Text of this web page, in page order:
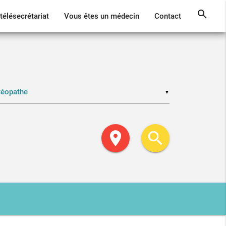
Vous êtes un médecin Contact search
▼
location_on search